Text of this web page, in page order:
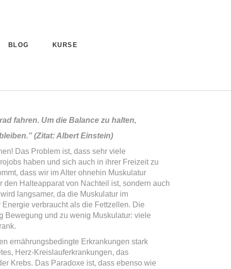
BLOG KURSE
fahren. Um die Balance zu halten,
(Zitat: Albert Einstein)
Das Problem ist, dass sehr viele
haben und sich auch in ihrer Freizeit zu
dass wir im Alter ohnehin Muskulatur
den Halteapparat von Nachteil ist, sondern auch
langsamer, da die Muskulatur im
Energie verbraucht als die Fettzellen. Die
Bewegung und zu wenig Muskulatur: viele
ernährungsbedingte Erkrankungen stark
Herz-Kreislauferkrankungen, das
Krebs. Das Paradoxe ist, dass ebenso wie